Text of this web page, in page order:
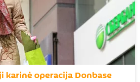
karinė operacija Donbase